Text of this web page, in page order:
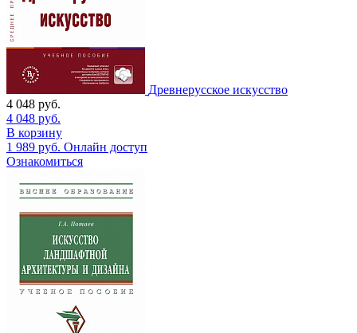
Древнерусское искусство
4 048 руб.
4 048 руб.
В корзину
1 989 руб. Онлайн доступ
Ознакомиться